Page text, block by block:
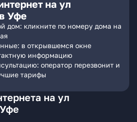
на ул
Уфе
дом: кликните по номеру дома на
в открывшемся окне
информацию
оператор перезвонит и
тарифы
на ул